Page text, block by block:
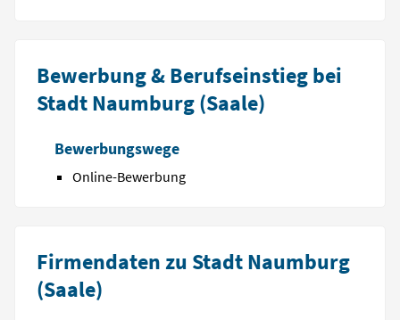
Bewerbung & Berufseinstieg bei
Stadt Naumburg (Saale)
Bewerbungswege
Online-Bewerbung
Firmendaten zu Stadt Naumburg
(Saale)